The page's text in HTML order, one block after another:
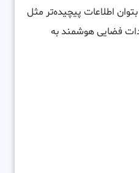
اطلاعات پیچیده‌تر مثل
فضایی هوشمند به